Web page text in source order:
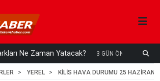
Ne Zaman Yatacak? 3 GÜN ÖNCE
YEREL KILIS HAVA DURUMU 25 HAZIRAN